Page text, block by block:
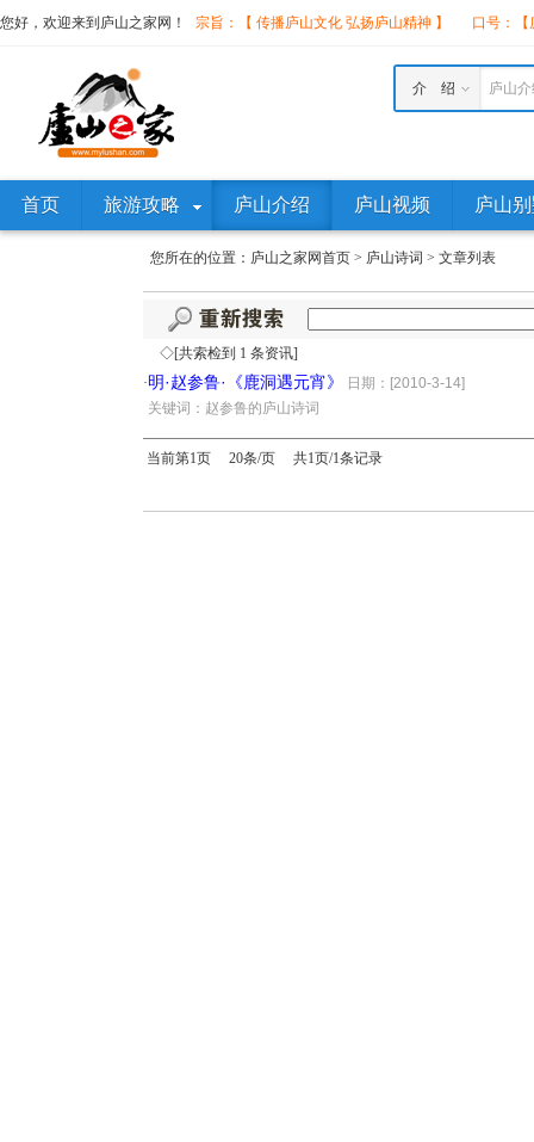
您好，欢迎来到庐山之家网！ 宗旨：【 传播庐山文化 弘扬庐山精神 】 口号：
庐山
介 绍
首页 旅游攻略 庐山介绍 庐山视频 庐山
您所在的位置： 庐山之家网首页 > 庐山诗词 > 文章列表
◇[共索检到 1 条资讯]
·明·赵参鲁·《鹿洞遇元宵》
日期：[2010-3-14]
关键词：赵参鲁的庐山诗词
当前第1页 20条/页 共1页/1条记录